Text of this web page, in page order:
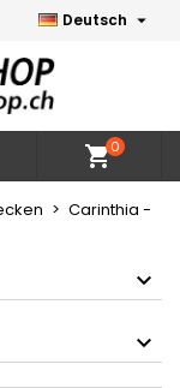
Deutsch 
shopping_cart0
Carinthia -
×
×
×
Ihrer
Anmelden